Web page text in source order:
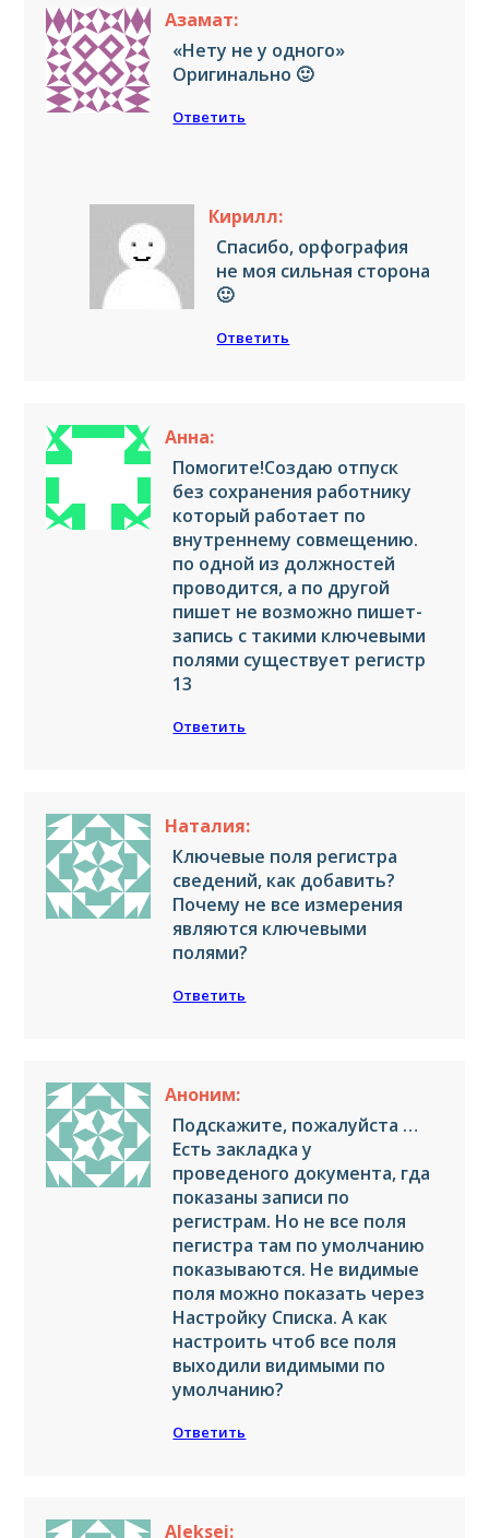
Азамат:
«Нету не у одного»
Оригинально 🙂
Ответить
Кирилл:
Спасибо, орфография
не моя сильная сторона
🙂
Ответить
Анна:
Помогите!Создаю отпуск
без сохранения работнику
который работает по
внутреннему совмещению.
по одной из должностей
проводится, а по другой
пишет не возможно пишет-
запись с такими ключевыми
полями существует регистр
13
Ответить
Наталия:
Ключевые поля регистра
сведений, как добавить?
Почему не все измерения
являются ключевыми
полями?
Ответить
Аноним:
Подскажите, пожалуйста …
Есть закладка у
проведеного документа, гда
показаны записи по
регистрам. Но не все поля
пегистра там по умолчанию
показываются. Не видимые
поля можно показать через
Настройку Списка. А как
настроить чтоб все поля
выходили видимыми по
умолчанию?
Ответить
Aleksei: